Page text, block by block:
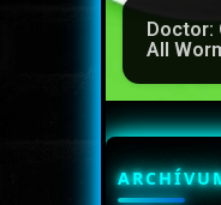
Doctor:
All